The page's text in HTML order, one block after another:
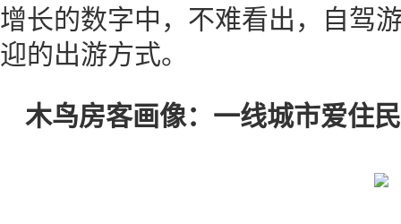
增长的数字中，不难看出，自驾
迎的出游方式。
木鸟房客画像：一线城市爱住